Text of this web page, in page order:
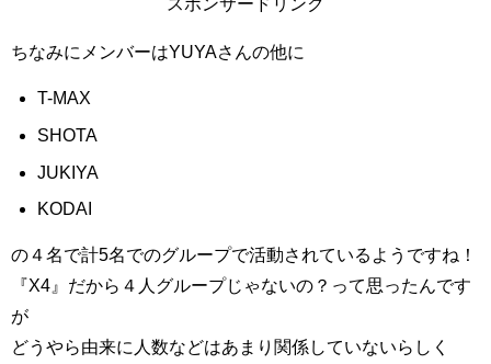
スポンサードリンク
ちなみにメンバーはYUYAさんの他に
T-MAX
SHOTA
JUKIYA
KODAI
の４名で計5名でのグループで活動されているようですね！
『X4』だから４人グループじゃないの？って思ったんです
が
どうやら由来に人数などはあまり関係していないらしく